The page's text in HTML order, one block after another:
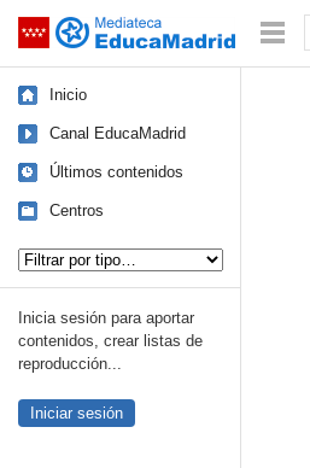
Saltar navegación
Inicio
Canal EducaMadrid
Últimos contenidos
Centros
Inicia sesión para aportar
contenidos, crear listas de
reproducción...
Iniciar sesión